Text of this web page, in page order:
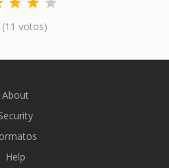
(11 votos)
About
Help